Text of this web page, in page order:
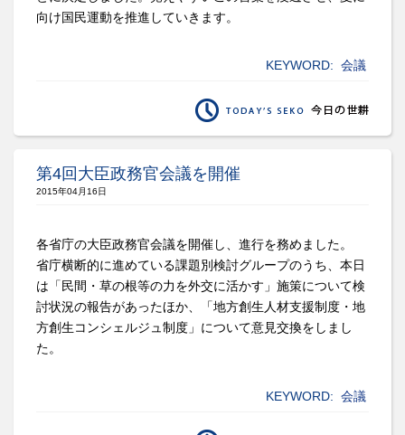
向け国民運動を推進していきます。
KEYWORD: 会議
第4回大臣政務官会議を開催
2015年04月16日
各省庁の大臣政務官会議を開催し、進行を務めました。
省庁横断的に進めている課題別検討グループのうち、本日
は「民間・草の根等の力を外交に活かす」施策について検
討状況の報告があったほか、「地方創生人材支援制度・地
方創生コンシェルジュ制度」について意見交換をしまし
た。
KEYWORD: 会議